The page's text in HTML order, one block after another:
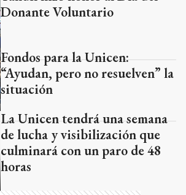
Donante Voluntario
Fondos para la Unicen:
“Ayudan, pero no resuelven” la
situación
La Unicen tendrá una semana
de lucha y visibilización que
culminará con un paro de 48
horas